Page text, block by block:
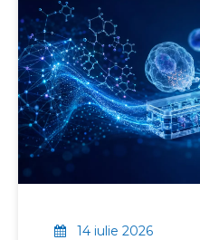
14 iulie 2026